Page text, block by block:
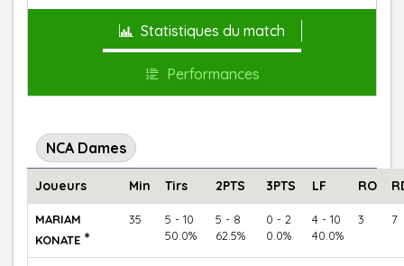
Statistiques du match
Performances
NCA Dames
Joueurs Min Tirs 2PTS 3PTS LF RO
MARIAM
KONATE *
35
5 - 10
50.0%
5 - 8
62.5%
0 - 2
0.0%
4 - 10
40.0%
3 7